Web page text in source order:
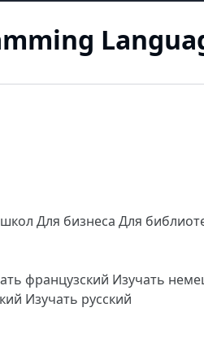
Для бизнеса Для
французский Изучать
Изучать русский